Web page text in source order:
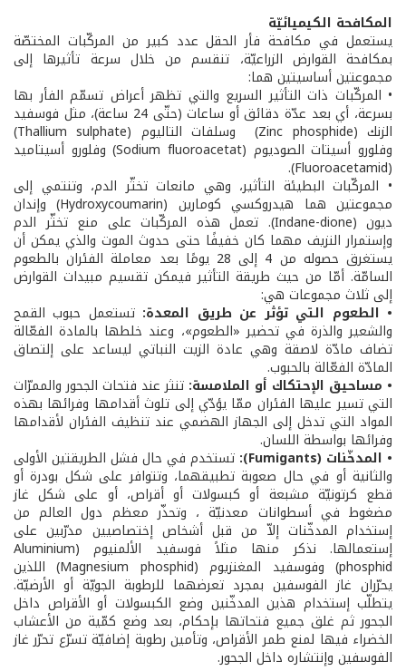
المكافحة الكيميائيّة
يستعمل في مكافحة فأر الحقل عدد كبير من المركّبات المختصّة
بمكافحة القوارض الزراعيّة، تنقسم من خلال سرعة تأثيرها إلى
مجموعتين أساسيتين هما:
• المركّبات ذات التأثير السريع والتي تظهر أعراض تسمّم الفأر بها
بسرعة، أي بعد عدّة دقائق أو ساعات (حتّى 24 ساعة)، مثل فوسفيد
الزنك (Zinc phosphide) وسلفات التاليوم (Thallium sulphate)
وفلورو أسيتات الصوديوم (Sodium fluoroacetat) وفلورو أسيتاميد
(Fluoroacetamid).
• المركّبات البطيئة التأثير، وهي مانعات تخثّر الدم، وتنتمي إلى
مجموعتين هما هيدروكسي كومارين (Hydroxycoumarin) وإندان
ديون (Indane-dione). تعمل هذه المركّبات على منع تخثّر الدم
وإستمرار النزيف مهما كان خفيفًا حتى حدوث الموت والذي يمكن أن
يستغرق حصوله من 4 إلى 28 يومًا بعد معاملة الفئران بالطعوم
السامّة. أمّا من حيث طريقة التأثير فيمكن تقسيم مبيدات القوارض
إلى ثلاث مجموعات هي:
• الطعوم التي تؤثر عن طريق المعدة: تستعمل حبوب القمح
والشعير والذرة في تحضير «الطعوم»، وعند خلطها بالمادة الفعّالة
تضاف مادّة لاصقة وهي عادة الزيت النباتي ليساعد على إلتصاق
المادّة الفعّالة بالحبوب.
• مساحيق الإحتكاك أو الملامسة: تنثر عند فتحات الجحور والممرّات
التي تسير عليها الفئران ممّا يؤدّي إلى تلوث أقدامها وفرائها بهذه
المواد التي تدخل إلى الجهاز الهضمي عند تنظيف الفئران لأقدامها
وفرائها بواسطة اللسان.
• المدخّنات (Fumigants): تستخدم في حال فشل الطريقتين الأولى
والثانية أو في حال صعوبة تطبيقهما، وتتوافر على شكل بودرة أو
قطع كرتونيّة مشبعة أو كبسولات أو أقراص، أو على شكل غاز
مضغوط في أسطوانات معدنيّة ، وتحذّر معظم دول العالم من
إستخدام المدخّنات إلاّ من قبل أشخاص إختصاصيين مدرّبين على
إستعمالها. نذكر منها مثلاً فوسفيد الألمنيوم (Aluminium
phosphid) وفوسفيد المغنزيوم (Magnesium phosphid) اللذين
يحرّران غاز الفوسفين بمجرد تعرضهما للرطوبة الجويّة أو الأرضيّة.
يتطلّب إستخدام هذين المدخّنين وضع الكبسولات أو الأقراص داخل
الجحور ثم غلق جميع فتحاتها بإحكام، بعد وضع كمّية من الأعشاب
الخضراء فيها لمنع طمر الأقراص، وتأمين رطوبة إضافيّة تسرّع تحرّر غاز
الفوسفين وإنتشاره داخل الجحور.